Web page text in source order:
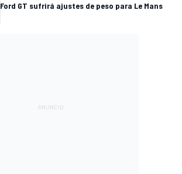
Ford GT sufrirá ajustes de peso para Le Mans